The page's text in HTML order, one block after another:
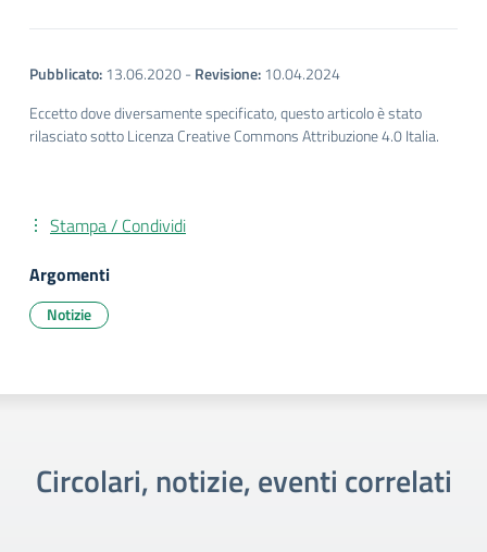
Pubblicato:13.06.2020-Revisione:10.04.2024
Eccetto dove diversamente specificato, questo articolo è stato
rilasciato sotto Licenza Creative Commons Attribuzione 4.0 Italia.
Stampa / Condividi
Argomenti
Notizie
Circolari, notizie, eventi correlati